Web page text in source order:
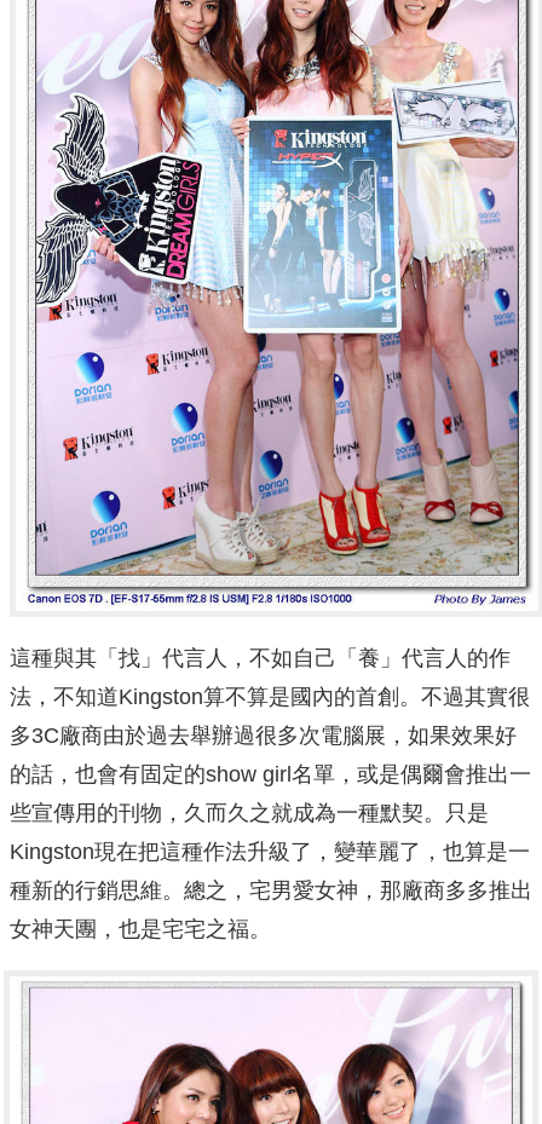
這種與其「找」代言人，不如自己「養」代言人的作
法，不知道Kingston算不算是國內的首創。不過其實很
多3C廠商由於過去舉辦過很多次電腦展，如果效果好
的話，也會有固定的show girl名單，或是偶爾會推出一
些宣傳用的刊物，久而久之就成為一種默契。只是
Kingston現在把這種作法升級了，變華麗了，也算是一
種新的行銷思維。總之，宅男愛女神，那廠商多多推出
女神天團，也是宅宅之福。